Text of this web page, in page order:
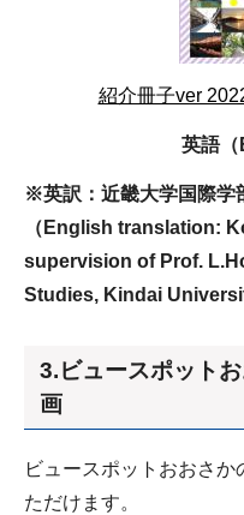
紹介冊子ver
英語
※英訳：近畿大学国際
（English translation:
supervision of Prof.
Studies, Kindai
3.ビュースポット
画
ビュースポットおおさ
ただけます。